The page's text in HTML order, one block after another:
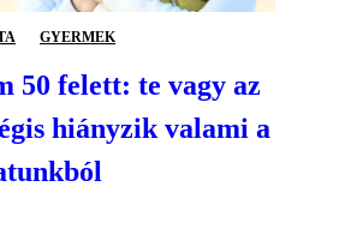
GYERMEK
50 felett: te vagy az
hiányzik valami a